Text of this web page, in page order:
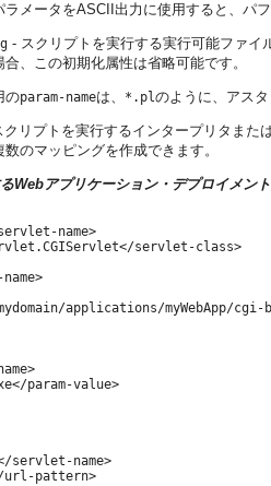
ラメータをASCII出力に使用すると、パ
- スクリプトを実行する実行可能ファイ
、この初期化属性は省略可能です。
のparam-nameは、 *.plのように、アス
クリプトを実行するインタープリタまた
のマッピングを作成できます。
Webアプリケーション・デプロイメン
name>
servlet-class>
name>
applications/myWebApp/cgi-
param-value>
servlet-name>
url-pattern>